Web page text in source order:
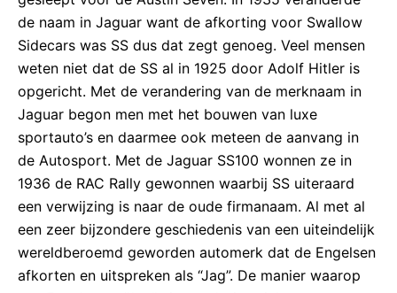
de naam in Jaguar want de afkorting voor Swallow
Sidecars was SS dus dat zegt genoeg. Veel mensen
weten niet dat de SS al in 1925 door Adolf Hitler is
opgericht. Met de verandering van de merknaam in
Jaguar begon men met het bouwen van luxe
sportauto’s en daarmee ook meteen de aanvang in
de Autosport. Met de Jaguar SS100 wonnen ze in
1936 de RAC Rally gewonnen waarbij SS uiteraard
een verwijzing is naar de oude firmanaam. Al met al
een zeer bijzondere geschiedenis van een uiteindelijk
wereldberoemd geworden automerk dat de Engelsen
afkorten en uitspreken als “Jag”. De manier waarop